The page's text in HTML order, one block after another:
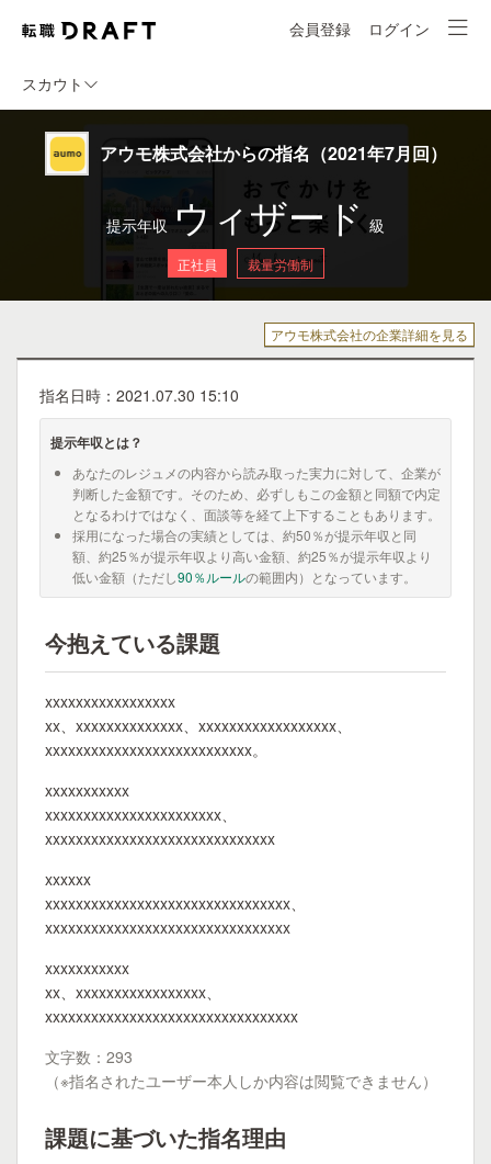
会員登録 ログイン
スカウト
アウモ株式会社からの指名（2021年7月回）
提示年収 ウィザード 級
正社員 裁量労働制
アウモ株式会社の企業詳細を見る
指名日時：2021.07.30 15:10
提示年収とは？
あなたのレジュメの内容から読み取った実力に対して、企業が
判断した金額です。そのため、必ずしもこの金額と同額で内定
となるわけではなく、面談等を経て上下することもあります。
採用になった場合の実績としては、約50％が提示年収と同
額、約25％が提示年収より高い金額、約25％が提示年収より
低い金額（ただし90％ルールの範囲内）となっています。
今抱えている課題
xxxxxxxxxxxxxxxxx
xx、xxxxxxxxxxxxxx、xxxxxxxxxxxxxxxxxx、
xxxxxxxxxxxxxxxxxxxxxxxxxxx。
xxxxxxxxxxx
xxxxxxxxxxxxxxxxxxxxxxx、
xxxxxxxxxxxxxxxxxxxxxxxxxxxxxx
xxxxxx
xxxxxxxxxxxxxxxxxxxxxxxxxxxxxxxx、
xxxxxxxxxxxxxxxxxxxxxxxxxxxxxxxx
xxxxxxxxxxx
xx、xxxxxxxxxxxxxxxxx、
xxxxxxxxxxxxxxxxxxxxxxxxxxxxxxxxx
文字数：293
（※指名されたユーザー本人しか内容は閲覧できません）
課題に基づいた指名理由